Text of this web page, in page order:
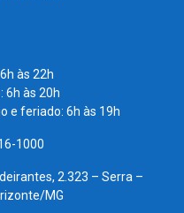
às 22h
6h às 20h
e feriado: 6h às 19h
1000
2.323 – Serra –
MG